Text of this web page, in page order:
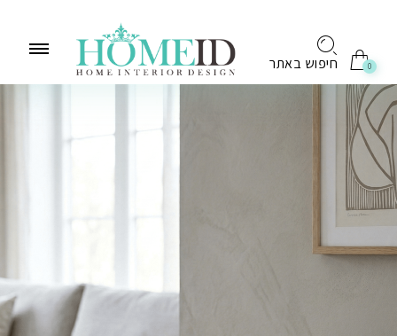
חיפוש באתר 0